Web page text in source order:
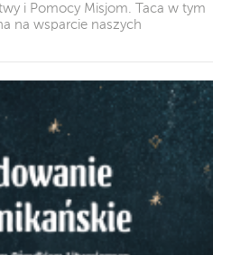
i Pomocy Misjom. Taca w tym
na wsparcie naszych